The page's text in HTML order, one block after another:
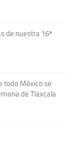
de nuestra 16ª
todo México se
de Tlaxcala